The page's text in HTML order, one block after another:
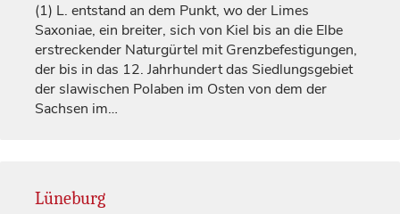
(1) L. entstand an dem Punkt, wo der Limes
Saxoniae, ein breiter, sich von Kiel bis an die Elbe
erstreckender Naturgürtel mit Grenzbefestigungen,
der bis in das 12. Jahrhundertdas Siedlungsgebiet
der slawischen Polaben im Osten von dem der
Sachsen im…
Lüneburg